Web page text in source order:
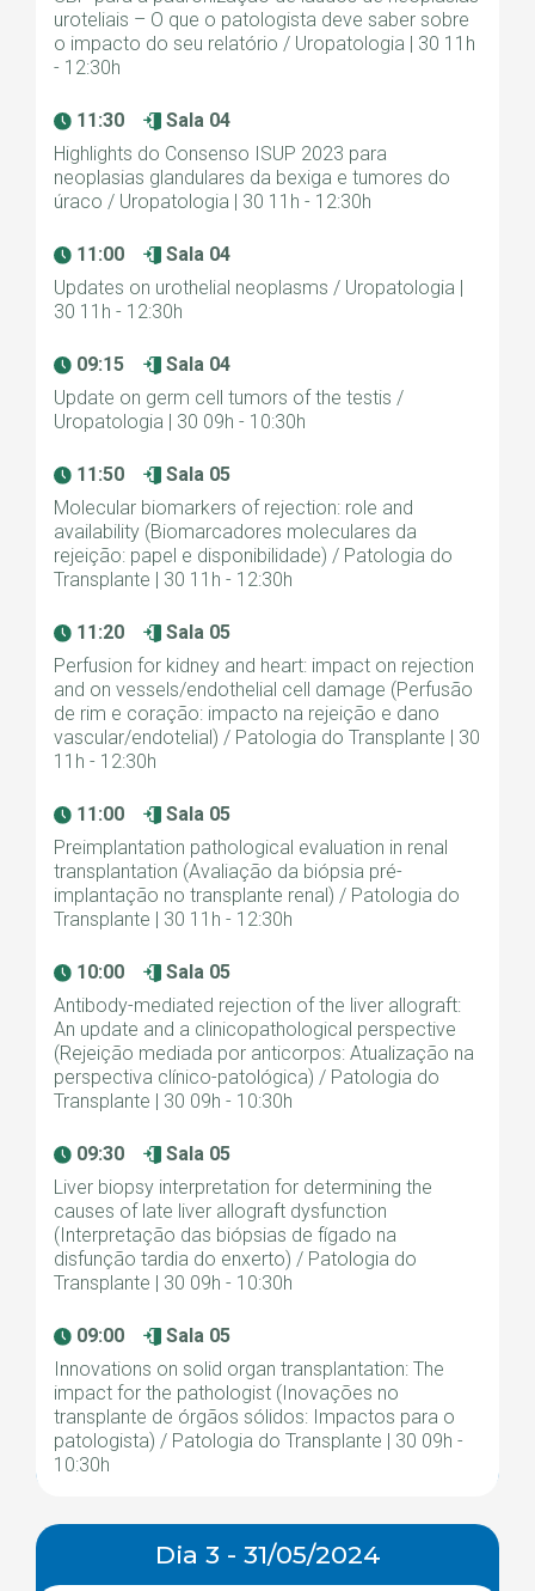
uroteliais – O que o patologista deve saber sobre
o impacto do seu relatório / Uropatologia | 30 11h
- 12:30h
11:30
Sala 04
Highlights do Consenso ISUP 2023 para
neoplasias glandulares da bexiga e tumores do
úraco / Uropatologia | 30 11h - 12:30h
11:00
Sala 04
Updates on urothelial neoplasms / Uropatologia |
30 11h - 12:30h
09:15
Sala 04
Update on germ cell tumors of the testis /
Uropatologia | 30 09h - 10:30h
11:50
Sala 05
Molecular biomarkers of rejection: role and
availability (Biomarcadores moleculares da
rejeição: papel e disponibilidade) / Patologia do
Transplante | 30 11h - 12:30h
11:20
Sala 05
Perfusion for kidney and heart: impact on rejection
and on vessels/endothelial cell damage (Perfusão
de rim e coração: impacto na rejeição e dano
vascular/endotelial) / Patologia do Transplante | 30
11h - 12:30h
11:00
Sala 05
Preimplantation pathological evaluation in renal
transplantation (Avaliação da biópsia pré-
implantação no transplante renal) / Patologia do
Transplante | 30 11h - 12:30h
10:00
Sala 05
Antibody-mediated rejection of the liver allograft:
An update and a clinicopathological perspective
(Rejeição mediada por anticorpos: Atualização na
perspectiva clínico-patológica) / Patologia do
Transplante | 30 09h - 10:30h
09:30
Sala 05
Liver biopsy interpretation for determining the
causes of late liver allograft dysfunction
(Interpretação das biópsias de fígado na
disfunção tardia do enxerto) / Patologia do
Transplante | 30 09h - 10:30h
09:00
Sala 05
Innovations on solid organ transplantation: The
impact for the pathologist (Inovações no
transplante de órgãos sólidos: Impactos para o
patologista) / Patologia do Transplante | 30 09h -
10:30h
Dia 3 - 31/05/2024